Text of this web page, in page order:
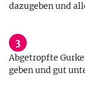
dazugeben und
3
Abgetropfte
geben und gut